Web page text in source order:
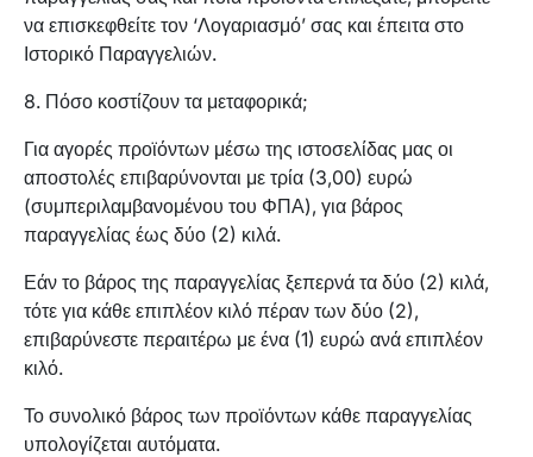
να επισκεφθείτε τον ‘Λογαριασμό’ σας και έπειτα στο
Ιστορικό Παραγγελιών.
8. Πόσο κοστίζουν τα μεταφορικά;
Για αγορές προϊόντων μέσω της ιστοσελίδας μας οι
αποστολές επιβαρύνονται με τρία (3,00) ευρώ
(συμπεριλαμβανομένου του ΦΠΑ), για βάρος
παραγγελίας έως δύο (2) κιλά.
Εάν το βάρος της παραγγελίας ξεπερνά τα δύο (2) κιλά,
τότε για κάθε επιπλέον κιλό πέραν των δύο (2),
επιβαρύνεστε περαιτέρω με ένα (1) ευρώ ανά επιπλέον
κιλό.
Το συνολικό βάρος των προϊόντων κάθε παραγγελίας
υπολογίζεται αυτόματα.